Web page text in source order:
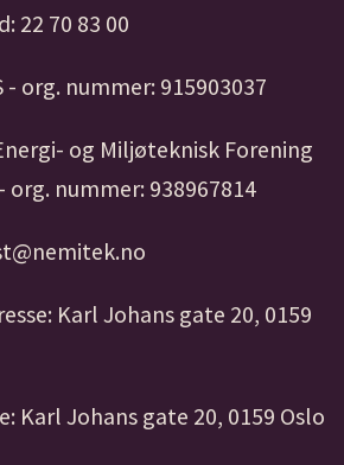
22 70 83 00
- org. nummer: 915903037
og Miljøteknisk Forening
org. nummer: 938967814
Karl Johans gate 20, 0159
Karl Johans gate 20, 0159 Oslo